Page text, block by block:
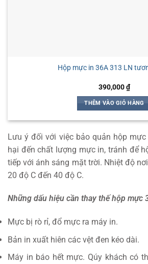
Hộp mực in 36A 313 LN
390,000₫
THÊM VÀO GIỎ HÀNG
Lưu ý đối với việc bảo quản hộp
hại đến chất lượng mực in, tránh để
tiếp với ánh sáng mặt trời. Nhiệt độ
20 độ C đến 40 độ C.
Những dấu hiệu cần thay thế hộp mực
Mực bị rò rỉ, đổ mực ra máy in.
Bản in xuất hiên các vệt đen kéo dài.
Máy in báo hết mực. Qúy khách có